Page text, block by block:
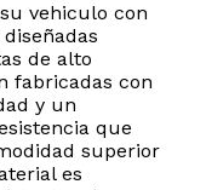
vehiculo con
de alto
fabricadas con
y un
que
superior
es